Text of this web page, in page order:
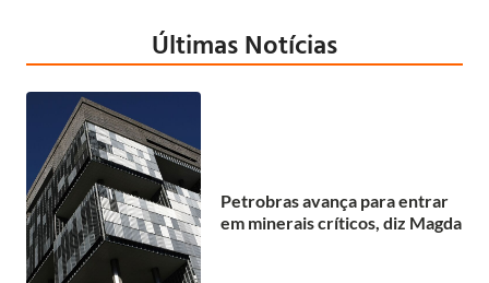
Últimas Notícias
Petrobras avança para entrar
em minerais críticos, diz Magda